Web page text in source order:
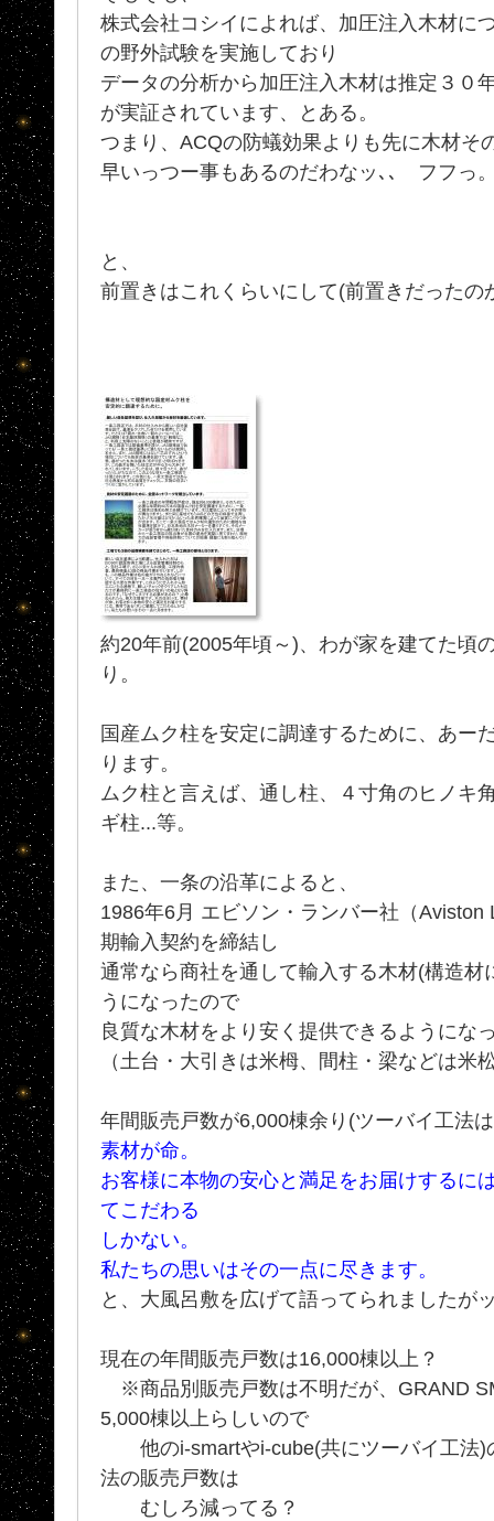
株式会社コシイによれば、加圧注入木材に
の野外試験を実施しており
データの分析から加圧注入木材は推定３０
が実証されています、とある。
つまり、ACQの防蟻効果よりも先に木材そ
早いっつー事もあるのだわなッ､､ フフっ
と、
前置きはこれくらいにして(前置きだった
約20年前(2005年頃～)、わが家を建てた頃
り。
国産ムク柱を安定に調達するために、あー
ります。
ムク柱と言えば、通し柱、４寸角のヒノキ
ギ柱...等。
また、一条の沿革によると、
1986年6月 エビソン・ランバー社（
期輸入契約を締結し
通常なら商社を通して輸入する木材(構造
うになったので
良質な木材をより安く提供できるようにな
（土台・大引きは米栂、間柱・梁などは米
年間販売戸数が6,000棟余り(ツーバイ工法
素材が命。
お客様に本物の安心と満足をお届けするに
てこだわる
しかない。
私たちの思いはその一点に尽きます。
と、大風呂敷を広げて語ってられましたが
現在の年間販売戸数は16,000棟以上？
※商品別販売戸数は不明だが、GRAND
5,000棟以上らしいので
他のi-smartやi-cube(共にツーバイ工法)
法の販売戸数は
むしろ減ってる？